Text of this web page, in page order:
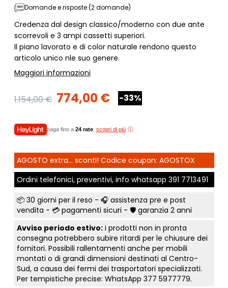
Domande e risposte (2 domande)
Credenza dal design classico/moderno con due ante
scorrevoli e 3 ampi cassetti superiori.
Il piano lavorato e di color naturale rendono questo
articolo unico nle suo genere.
Maggiori informazioni
1.154,00 € 774,00 € -33%
paga fino a 24 rate, scopri di più
AGOSTO extra... sconti! Codice coupon: AGOSTOX
Ordini telefonici, preventivi, info whatsapp 391 7713491
📦 30 giorni per il reso - 🎧 assistenza pre e post
vendita - 💳 pagamenti sicuri - 🛡️ garanzia 2 anni
Avviso periodo estivo:i prodotti non in pronta
consegna potrebbero subire ritardi per le chiusure dei
fornitori. Possibili rallentamenti anche per mobili
montati o di grandi dimensioni destinati al Centro-
Sud, a causa dei fermi dei trasportatori specializzati.
Per tempistiche precise: WhatsApp 377 5977779.